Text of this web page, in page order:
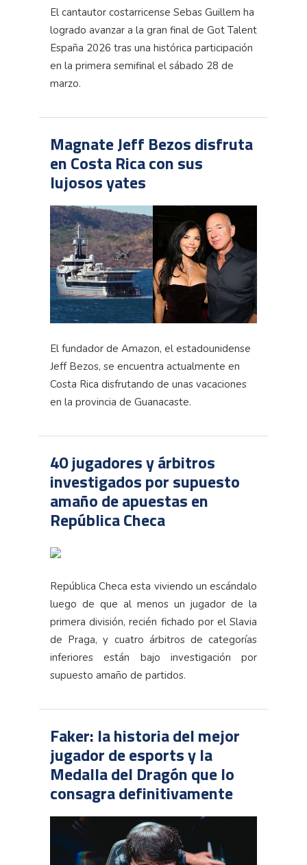
El cantautor costarricense Sebas Guillem ha
logrado avanzar a la gran final de Got Talent
España 2026 tras una histórica participación
en la primera semifinal el sábado 28 de
marzo.
Magnate Jeff Bezos disfruta
en Costa Rica con sus
lujosos yates
El fundador de Amazon, el estadounidense
Jeff Bezos, se encuentra actualmente en
Costa Rica disfrutando de unas vacaciones
en la provincia de Guanacaste.
40 jugadores y árbitros
investigados por supuesto
amaño de apuestas en
República Checa
República Checa esta viviendo un escándalo
luego de que al menos un jugador de la
primera división, recién fichado por el Slavia
de Praga, y cuatro árbitros de categorías
inferiores están bajo investigación por
supuesto amaño de partidos.
Faker: la historia del mejor
jugador de esports y la
Medalla del Dragón que lo
consagra definitivamente